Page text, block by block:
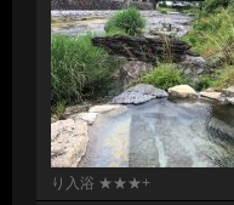
り入浴 ★★★+